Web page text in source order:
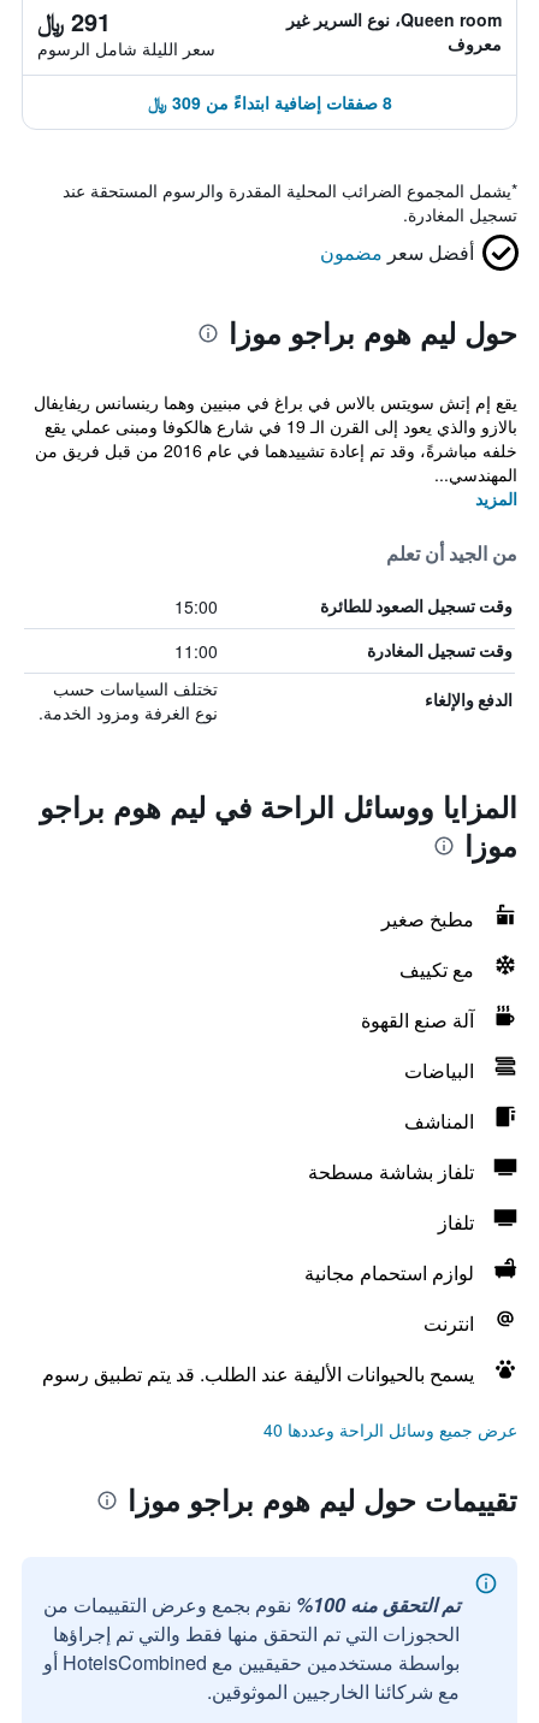
Queen room، نوع السرير غير
معروف
291 ﷼
سعر الليلة شامل الرسوم
8 صفقات إضافية ابتداءً من 309 ﷼
*يشمل المجموع الضرائب المحلية المقدرة والرسوم المستحقة عند
تسجيل المغادرة.
أفضل سعر مضمون
حول ليم هوم براجو موزا
يقع إم إتش سويتس بالاس في براغ في مبنيين وهما رينسانس ريفايفال
بالازو والذي يعود إلى القرن الـ 19 في شارع هالكوفا ومبنى عملي يقع
خلفه مباشرةً، وقد تم إعادة تشييدهما في عام 2016 من قبل فريق من
المهندسي...
المزيد
من الجيد أن تعلم
وقت تسجيل الصعود للطائرة 15:00
وقت تسجيل المغادرة 11:00
الدفع والإلغاء
تختلف السياسات حسب
نوع الغرفة ومزود الخدمة.
المزايا ووسائل الراحة في ليم هوم براجو
موزا
مطبخ صغير
مع تكييف
آلة صنع القهوة
البياضات
المناشف
تلفاز بشاشة مسطحة
تلفاز
لوازم استحمام مجانية
انترنت
يسمح بالحيوانات الأليفة عند الطلب. قد يتم تطبيق رسوم
عرض جميع وسائل الراحة وعددها 40
تقييمات حول ليم هوم براجو موزا
تم التحقق منه 100%
نقوم بجمع وعرض التقييمات من
الحجوزات التي تم التحقق منها فقط والتي تم إجراؤها
بواسطة مستخدمين حقيقيين مع HotelsCombined أو
مع شركائنا الخارجيين الموثوقين.